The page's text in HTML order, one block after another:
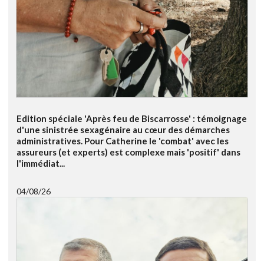
Edition spéciale 'Après feu de Biscarrosse' : témoignage
d'une sinistrée sexagénaire au cœur des démarches
administratives. Pour Catherine le 'combat' avec les
assureurs (et experts) est complexe mais 'positif' dans
l'immédiat...
04/08/26